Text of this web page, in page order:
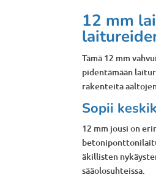
12 mm
Tämä 12 mm
pidentämään
rakenteita
Sopii
12 mm jousi on
äkillisten
sääolosuhteissa.